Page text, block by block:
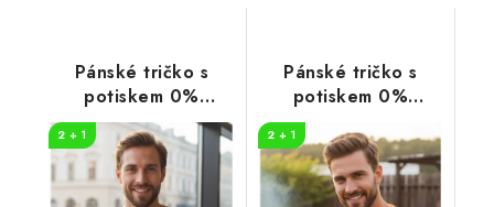
Pánské tričko s
potiskem 0%
VEGAN oranžový
potisk
2 + 1
Pánské tričko s
potiskem 0%
VEGAN zelený
potisk
2 + 1